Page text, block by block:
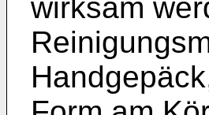
wirksam